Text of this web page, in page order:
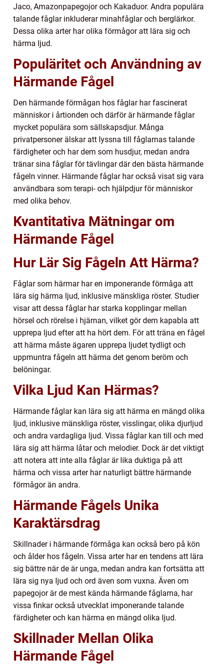
Jaco, Amazonpapegojor och Kakaduor. Andra populära
talande fåglar inkluderar minahfåglar och berglärkor.
Dessa olika arter har olika förmågor att lära sig och
härma ljud.
Populäritet och Användning av
Härmande Fågel
Den härmande förmågan hos fåglar har fascinerat
människor i årtionden och därför är härmande fåglar
mycket populära som sällskapsdjur. Många
privatpersoner älskar att lyssna till fåglarnas talande
färdigheter och har dem som husdjur, medan andra
tränar sina fåglar för tävlingar där den bästa härmande
fågeln vinner. Härmande fåglar har också visat sig vara
användbara som terapi- och hjälpdjur för människor
med olika behov.
Kvantitativa Mätningar om
Härmande Fågel
Hur Lär Sig Fågeln Att Härma?
Fåglar som härmar har en imponerande förmåga att
lära sig härma ljud, inklusive mänskliga röster. Studier
visar att dessa fåglar har starka kopplingar mellan
hörsel och rörelse i hjärnan, vilket gör dem kapabla att
upprepa ljud efter att ha hört dem. För att träna en fågel
att härma måste ägaren upprepa ljudet tydligt och
uppmuntra fågeln att härma det genom beröm och
belöningar.
Vilka Ljud Kan Härmas?
Härmande fåglar kan lära sig att härma en mängd olika
ljud, inklusive mänskliga röster, visslingar, olika djurljud
och andra vardagliga ljud. Vissa fåglar kan till och med
lära sig att härma låtar och melodier. Dock är det viktigt
att notera att inte alla fåglar är lika duktiga på att
härma och vissa arter har naturligt bättre härmande
förmågor än andra.
Härmande Fågels Unika
Karaktärsdrag
Skillnader i härmande förmåga kan också bero på kön
och ålder hos fågeln. Vissa arter har en tendens att lära
sig bättre när de är unga, medan andra kan fortsätta att
lära sig nya ljud och ord även som vuxna. Även om
papegojor är de mest kända härmande fåglarna, har
vissa finkar också utvecklat imponerande talande
färdigheter och kan härma en mängd olika ljud.
Skillnader Mellan Olika
Härmande Fågel